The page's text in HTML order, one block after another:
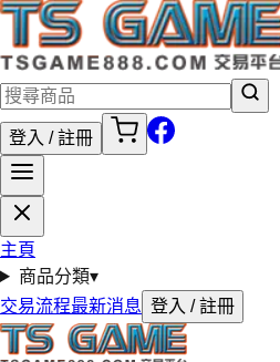
登入 / 註冊
主頁
商品分類▾
交易流程最新消息 登入 / 註冊